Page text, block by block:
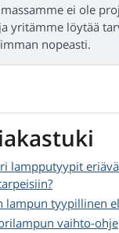
ei ole
ja yritämme löytää
nopeasti.
lampputyypit
lampun tyypillinen
vaihto-ohje